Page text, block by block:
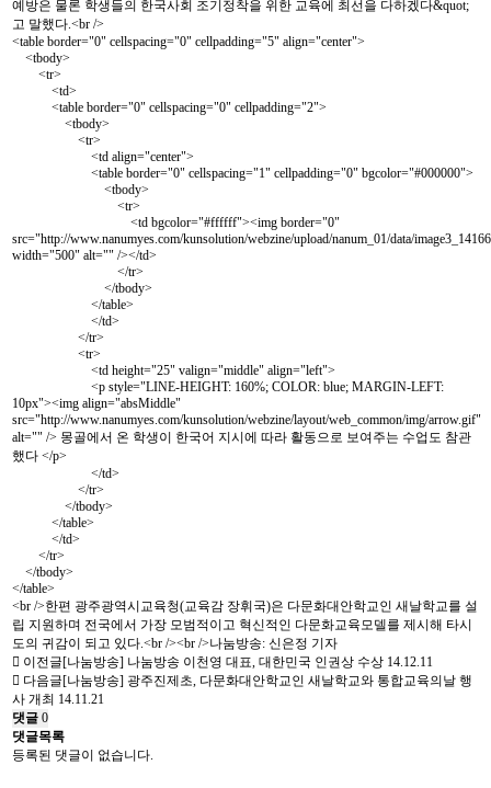
예방은 물론 학생들의 한국사회 조기정착을 위한 교육에 최선을 다하겠다&quot;
고 말했다.<br />
<table border="0" cellspacing="0" cellpadding="5" align="center">
<tbody>
<tr>
<td>
<table border="0" cellspacing="0" cellpadding="2">
<tbody>
<tr>
<td align="center">
<table border="0" cellspacing="1" cellpadding="0" bgcolor="#000000">
<tbody>
<tr>
<td bgcolor="#ffffff"><img border="0"
src="http://www.nanumyes.com/kunsolution/webzine/upload/nanum_01/data/
width="500" alt="" /></td>
</tr>
</tbody>
</table>
</td>
</tr>
<tr>
<td height="25" valign="middle" align="left">
<p style="LINE-HEIGHT: 160%; COLOR: blue; MARGIN-LEFT:
10px"><img align="absMiddle"
src="http://www.nanumyes.com/kunsolution/webzine/layout/web_common/img/arrow.gif"
alt="" /> 몽골에서 온 학생이 한국어 지시에 따라 활동으로 보여주는 수업도 참관
했다 </p>
</td>
</tr>
</tbody>
</table>
</td>
</tr>
</tbody>
</table>
<br />한편 광주광역시교육청(교육감 장휘국)은 다문화대안학교인 새날학교를 설
립 지원하며 전국에서 가장 모범적이고 혁신적인 다문화교육모델를 제시해 타시
도의 귀감이 되고 있다.<br /><br />나눔방송: 신은정 기자
이전글[나눔방송] 나눔방송 이천영 대표, 대한민국 인권상 수상 14.12.11
다음글[나눔방송] 광주진제초, 다문화대안학교인 새날학교와 통합교육의날 행
사 개최 14.11.21
댓글 0
댓글목록
등록된 댓글이 없습니다.